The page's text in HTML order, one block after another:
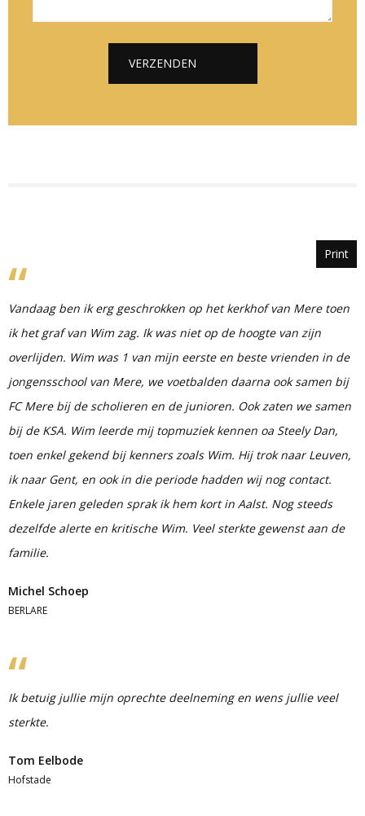
VERZENDEN
Print
Vandaag ben ik erg geschrokken op het kerkhof van Mere toen
ik het graf van Wim zag. Ik was niet op de hoogte van zijn
overlijden. Wim was 1 van mijn eerste en beste vrienden in de
jongensschool van Mere, we voetbalden daarna ook samen bij
FC Mere bij de scholieren en de junioren. Ook zaten we samen
bij de KSA. Wim leerde mij topmuziek kennen oa Steely Dan,
toen enkel gekend bij kenners zoals Wim. Hij trok naar Leuven,
ik naar Gent, en ook in die periode hadden wij nog contact.
Enkele jaren geleden sprak ik hem kort in Aalst. Nog steeds
dezelfde alerte en kritische Wim. Veel sterkte gewenst aan de
familie.
Michel Schoep
BERLARE
Ik betuig jullie mijn oprechte deelneming en wens jullie veel
sterkte.
Tom Eelbode
Hofstade